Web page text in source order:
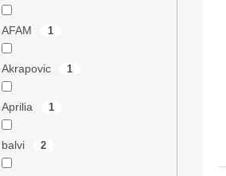
AFAM 1
Akrapovic 1
Aprilia 1
balvi 2